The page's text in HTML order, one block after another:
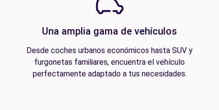
Una amplia gama de vehículos
Desde coches urbanos económicos hasta SUV y
furgonetas familiares, encuentra el vehículo
perfectamente adaptado a tus necesidades.